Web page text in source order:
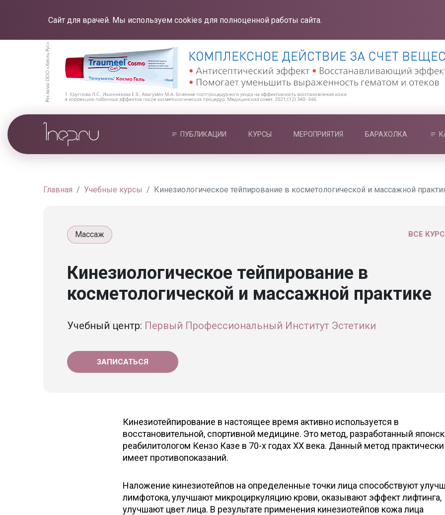
Сайт для врачей. Мы используем cookies для полноценной работы сайта.
ПУБЛИКАЦИИ КУРСЫ МЕРОПРИЯТИЯ БАРАХОЛКА
Главная Учебные курсы Кинезиологическое тейпирование в косметологической и массажной
ВСЕ
Массаж
Кинезиологическое тейпирование в
косметологической и массажной практике
Учебный центр: Первый Профессиональный Институт Эстетики
ЗАПИСАТЬСЯ
Кинезиотейпирование в настоящее время активно используется в
восстановительной, спортивной медицине. Это метод, разработанный
реабилитологом Кензо Казе в 70-х годах ХХ века. Данный метод
имеет противопоказаний.
Наложение кинезиотейпов на определенные точки лица способствуют
лимфотока, улучшают микроциркуляцию крови, оказывают эффект лифтинга,
улучшают цвет лица. В результате применения кинезиотейпов кожа лица